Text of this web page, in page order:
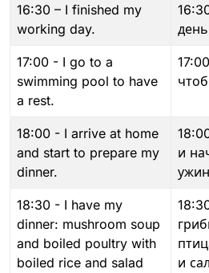
16:30 – I finished my
working day.
17:00 - I go to a
swimming pool to have
a rest.
18:00 - I arrive at home
and start to prepare my
dinner.
и
18:30 - I have my
dinner: mushroom soup
and boiled poultry with
boiled rice and salad
и